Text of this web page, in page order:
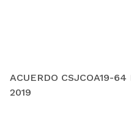
ACUERDO CSJCOA19-
2019